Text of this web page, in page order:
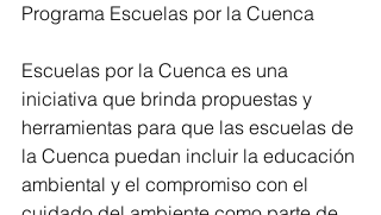
Programa Escuelas por la Cuenca
Escuelas por la Cuenca es una
iniciativa que brinda propuestas y
herramientas para que las escuelas de
la Cuenca puedan incluir la educación
ambiental y el compromiso con el